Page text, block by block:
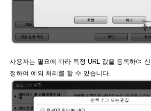
사용자는 필요에 따라 특정 URL 값을 등록하여
정하여 예외 처리를 할 수 있습니다.